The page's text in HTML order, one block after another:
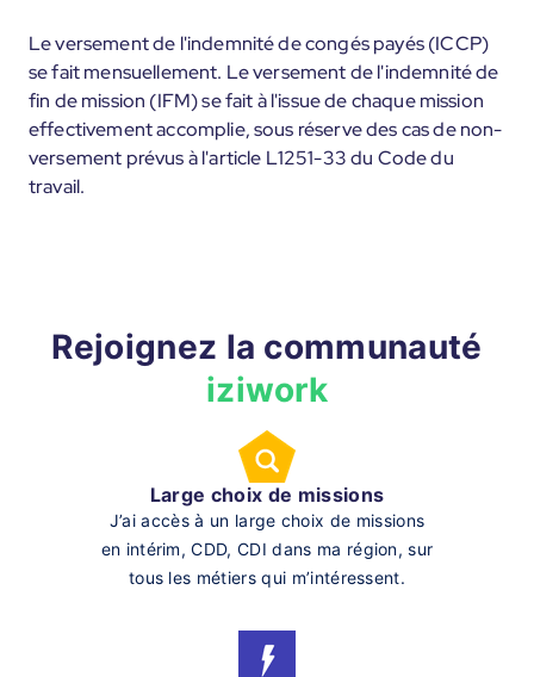
Le versement de l'indemnité de congés payés (ICCP)
se fait mensuellement. Le versement de l'indemnité de
fin de mission (IFM) se fait à l'issue de chaque mission
effectivement accomplie, sous réserve des cas de non-
versement prévus à l'article L1251-33 du Code du
travail.
Rejoignez la communauté
iziwork
Large choix de missions
J’ai accès à un large choix de missions
en intérim, CDD, CDI dans ma région, sur
tous les métiers qui m’intéressent.